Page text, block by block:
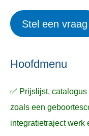
e
n
e
k
a
r
:
Stel een vraag
Hoofdmenu
✅ Prijslijst,
zoals een
integratietraject werk
p
n